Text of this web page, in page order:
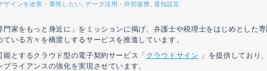
ザインを改善・重視したい データ活用・外部連携 通知設定
門家をもっと身近に」をミッションに掲げ、弁護士や税理士をはじめとした
いる方々を橋渡しするサービスを推進しています。
とするクラウド型の電子契約サービス「 クラウドサイン 」を提供しており
ライアンスの強化を実現させています。